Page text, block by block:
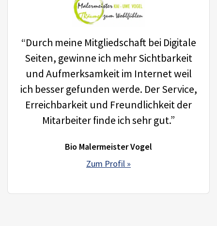
“Durch meine Mitgliedschaft bei Digitale
Seiten, gewinne ich mehr Sichtbarkeit
und Aufmerksamkeit im Internet weil
ich besser gefunden werde. Der Service,
Erreichbarkeit und Freundlichkeit der
Mitarbeiter finde ich sehr gut.”
Bio Malermeister Vogel
Zum Profil »